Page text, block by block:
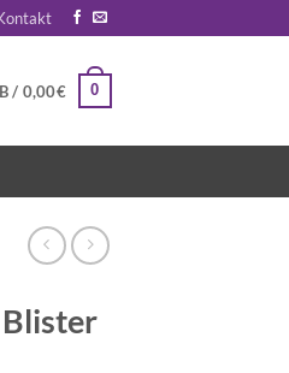
/ 0,00€ 0